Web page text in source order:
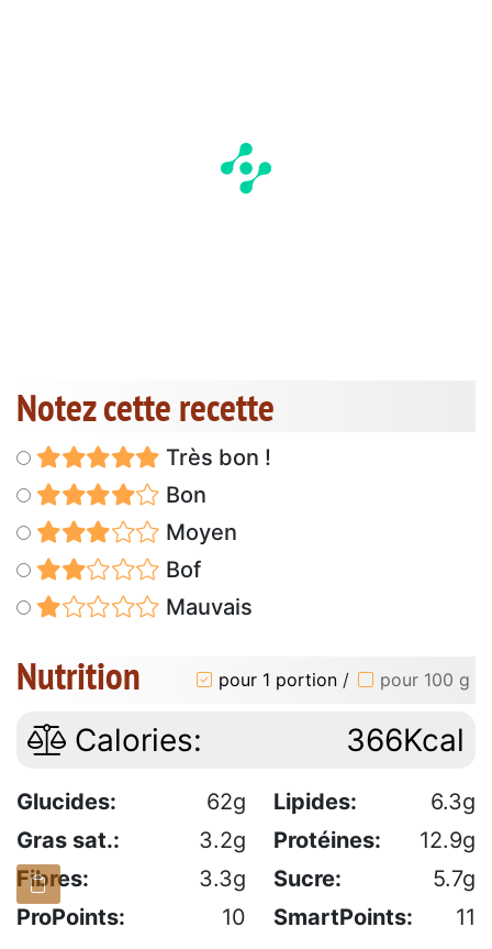
Notez cette recette
Très bon !
Bon
Moyen
Bof
Mauvais
Nutrition pour 1 portion / pour 100 g
Calories: 366Kcal
Glucides: 62g Lipides:
6.3g
Gras sat.:
3.2g Protéines:
12.9g
Fibres:
3.3g Sucre:
5.7g
ProPoints:
10 SmartPoints: 11